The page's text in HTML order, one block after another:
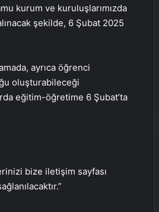
kurum ve kuruluşlarımızda
şekilde, 6 Şubat 2025
ayrıca öğrenci
oluşturabileceği
eğitim-öğretime 6 Şubat’ta
bize iletişim sayfası
Sağlık: Trusted Hygiene
Manufacturer in Turkey
Depolama Rehberi